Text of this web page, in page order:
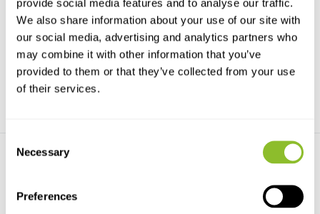
provide social media features and to analyse our traffic.
We also share information about your use of our site with
our social media, advertising and analytics partners who
may combine it with other information that you’ve
provided to them or that they’ve collected from your use
of their services.
Selection
Necessary
Preferences
Eimer 20 Liter
Der Sea to Summit Falteimer 20
Liter ist die ide...
€42,95 €34,95
Eimer 10 Liter
Der Sea to Summit Falteimer 10
Liter ist die ide...
€34,95 €28,95